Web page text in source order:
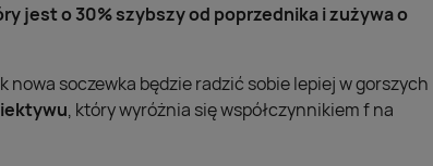
jest o 30% szybszy od poprzednika i zużywa o
nowa soczewka będzie radzić sobie lepiej w gorszych
, który wyróżnia się współczynnikiem f na